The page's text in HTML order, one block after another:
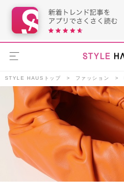
STYLE HAUSトップ ファッション